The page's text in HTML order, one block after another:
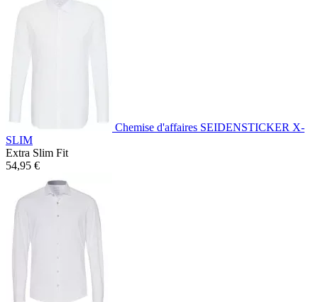
Chemise d'affaires SEIDENSTICKER X-
SLIM
Extra Slim Fit
54,95 €